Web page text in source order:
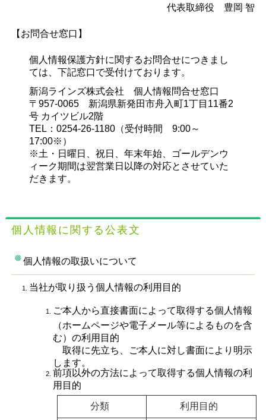
代表取締役 豊岡 智
【お問合せ窓口】
個人情報保護方針に関するお問合せにつきまし
ては、下記窓口で受付けております。
新潟ラインズ株式会社 個人情報問合せ窓口
〒957-0065 新潟県新発田市舟入町1丁目11番2
号 カイツビル2階
TEL：0254-26-1180（受付時間 9:00～
17:00※）
※土・日曜日、祝日、年末年始、ゴールデンウ
ィーク期間は翌営業日以降の対応とさせていた
だきます。
個人情報に関する公表文
個人情報の取扱いについて
当社が取り扱う個人情報の利用目的
ご本人から直接書面によって取得する個人情報
（ホームページや電子メール等によるものを含
む）の利用目的
取得に先立ち、ご本人に対し書面により明示
します。
前項以外の方法によって取得する個人情報の利
用目的
分類 利用目的